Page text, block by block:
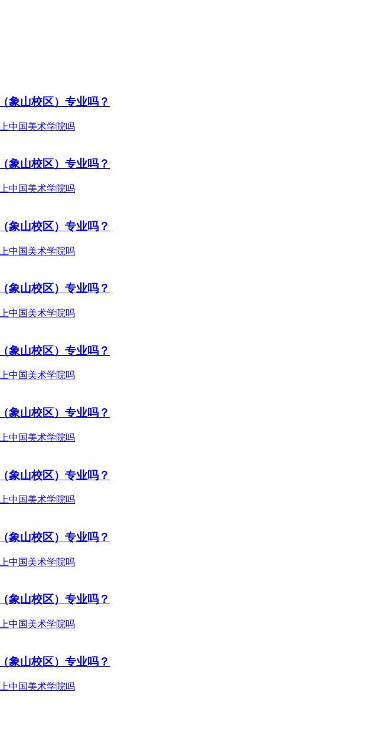
象山校区）专业吗？
象山校区）专业吗？
象山校区）专业吗？
象山校区）专业吗？
象山校区）专业吗？
象山校区）专业吗？
象山校区）专业吗？
象山校区）专业吗？
象山校区）专业吗？
象山校区）专业吗？